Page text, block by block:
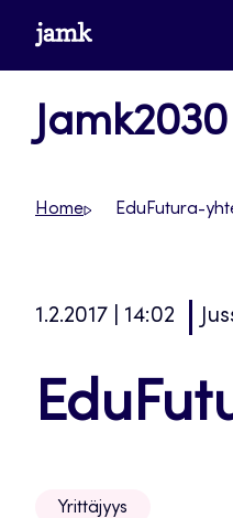
Siirrywww.jamk.fi
Jamk2030
Home EduFutura-
1.2.2017 | 14:02
Yrittäjyys